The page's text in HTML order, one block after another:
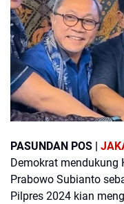
PASUNDAN POS |
Demokrat mendukung
Prabowo Subianto
Pilpres 2024 kian